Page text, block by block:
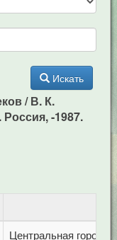
Искать
/ В. К.
-1987.
Центральная